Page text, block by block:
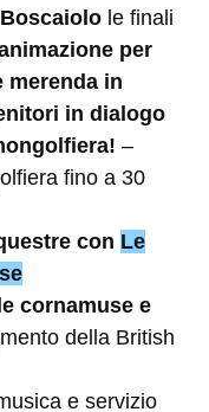
le finali
per
merenda in
in dialogo
–
fino a 30
con Le
cornamuse e
della British
e servizio